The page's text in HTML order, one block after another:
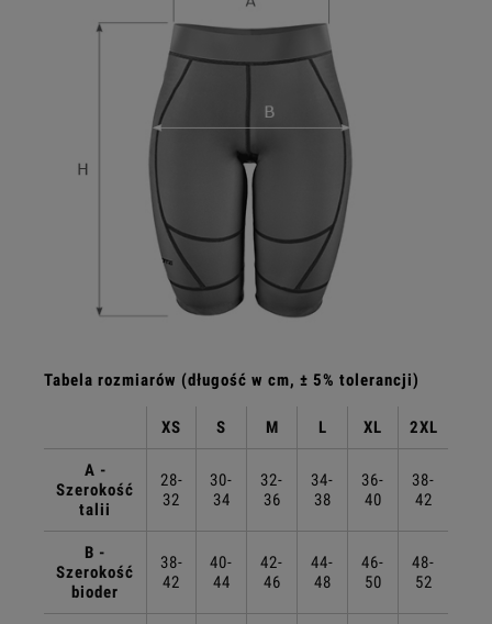
Tabela rozmiarów (długość w cm, ± 5% tolerancji)
XS S M L XL 2XL
A -
Szerokość
talii
28-
32
30-
34
32-
36
34-
38
36-
40
38-
42
B -
Szerokość
bioder
38-
42
40-
44
42-
46
44-
48
46-
50
48-
52